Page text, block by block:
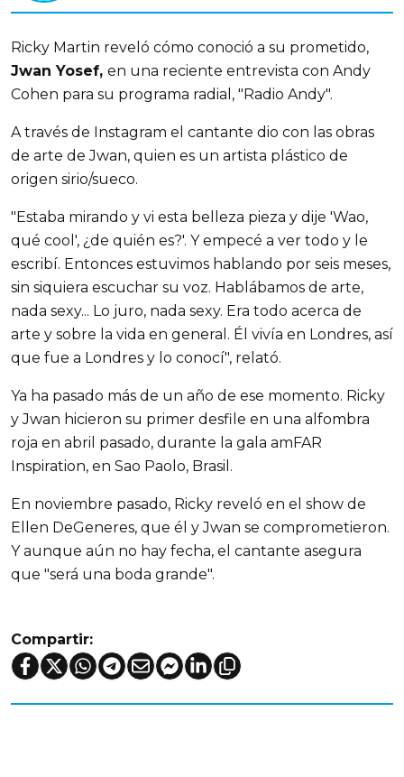
Ricky Martin reveló cómo conoció a su prometido,
Jwan Yosef, en una reciente entrevista con Andy
Cohen para su programa radial, "Radio Andy".
A través de Instagram el cantante dio con las obras
de arte de Jwan, quien es un artista plástico de
origen sirio/sueco.
"Estaba mirando y vi esta belleza pieza y dije 'Wao,
qué cool', ¿de quién es?'. Y empecé a ver todo y le
escribí. Entonces estuvimos hablando por seis meses,
sin siquiera escuchar su voz. Hablábamos de arte,
nada sexy... Lo juro, nada sexy. Era todo acerca de
arte y sobre la vida en general. Él vivía en Londres, así
que fue a Londres y lo conocí", relató.
Ya ha pasado más de un año de ese momento. Ricky
y Jwan hicieron su primer desfile en una alfombra
roja en abril pasado, durante la gala amFAR
Inspiration, en Sao Paolo, Brasil.
En noviembre pasado, Ricky reveló en el show de
Ellen DeGeneres, que él y Jwan se comprometieron.
Y aunque aún no hay fecha, el cantante asegura
que "será una boda grande".
Compartir: